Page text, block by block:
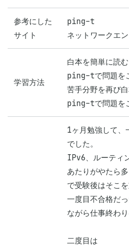
参考にした
サイト
ping-t
ネットワークエ
学習方法
白本を簡単に読む
ping-tで問題を
苦手分野を再び
ping-tで問題を
1ヶ月勉強して、
でした。
IPv6、ルーティ
あたりがやたら
で受験後はそこ
一度目不合格だ
ながら仕事終わ
二度目は